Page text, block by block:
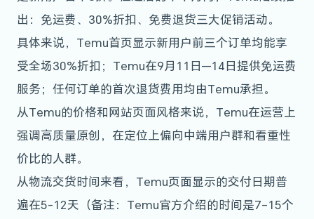
出：免运费、30%折扣、免费退货三大促销活动。
具体来说，Temu首页显示新用户前三个订单均能享
受全场30%折扣；Temu在9月11日—14日提供免运费
服务；任何订单的首次退货费用均由Temu承担。
从Temu的价格和网站页面风格来说，Temu在运营上
强调高质量原创，在定位上偏向中端用户群和看重性
价比的人群。
从物流交货时间来看，Temu页面显示的交付日期普
遍在5-12天（备注：Temu官方介绍的时间是7–15个